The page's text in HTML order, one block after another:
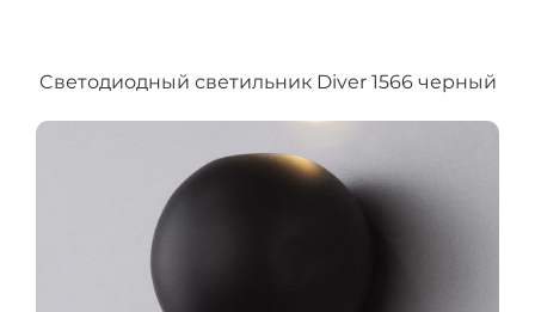
Cветодиодный светильник Diver 1566 черный